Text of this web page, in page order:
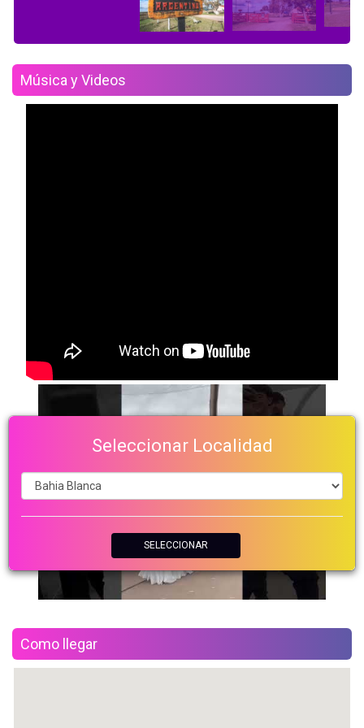
Música y Videos
Como llegar
Seleccionar Localidad
SELECCIONAR